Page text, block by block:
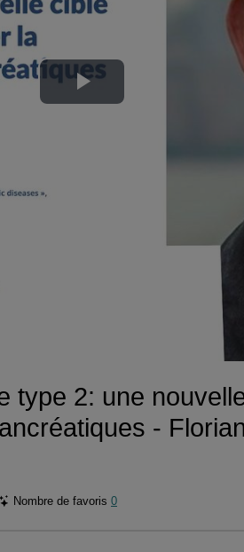
Lire
type 2: une
-
Nombre de favoris 0